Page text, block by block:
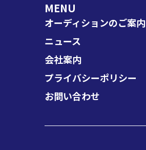
MENU
オーディションのご案内
ニュース
会社案内
プライバシーポリシー
お問い合わせ